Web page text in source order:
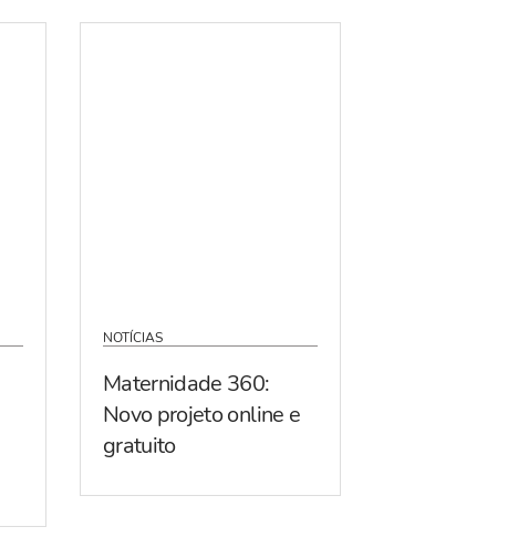
NOTÍCIAS
Maternidade 360:
Novo projeto online e
gratuito